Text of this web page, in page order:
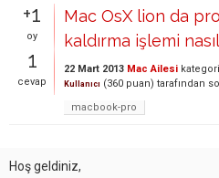
+1
oy
1
cevap
Mac OsX lion da
kaldırma işlemi
22 Mart 2013 Mac Ailesi
Kullanıcı (360 puan) tarafından
macbook-pro
Hoş geldiniz,